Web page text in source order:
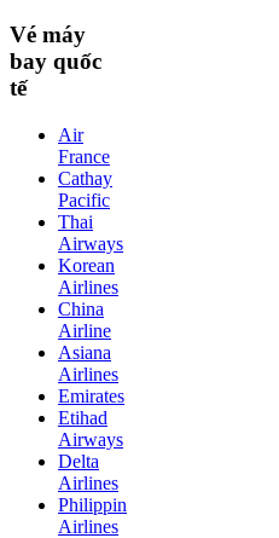
Vé máy
bay quốc
tế
Air
France
Cathay
Pacific
Thai
Airways
Korean
Airlines
China
Airline
Asiana
Airlines
Emirates
Etihad
Airways
Delta
Airlines
Philippin
Airlines